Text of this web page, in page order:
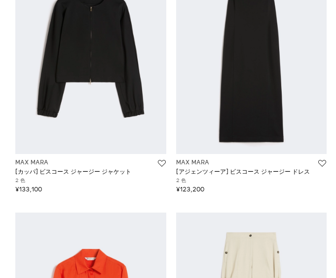
MAX MARA
[カッパ] ビスコース ジャージー ジャケット
2 色
¥133,100
MAX MARA
[アジェンツィーア] ビスコース ジャージー ドレス
2 色
¥123,200